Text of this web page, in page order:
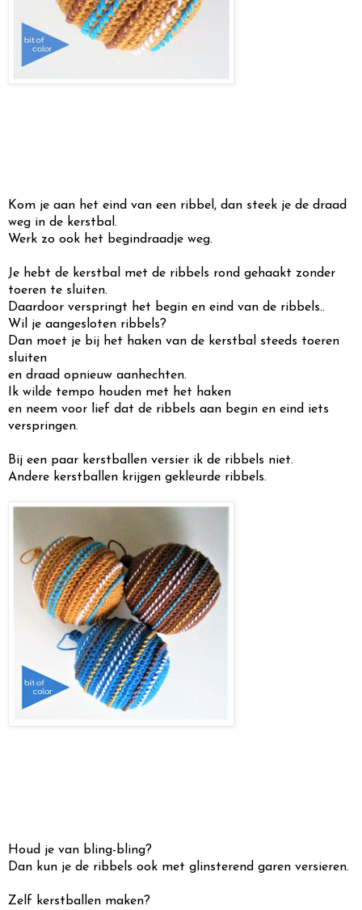
Kom je aan het eind van een ribbel, dan steek je de draad
weg in de kerstbal.
Werk zo ook het begindraadje weg.
Je hebt de kerstbal met de ribbels rond gehaakt zonder
toeren te sluiten.
Daardoor verspringt het begin en eind van de ribbels..
Wil je aangesloten ribbels?
Dan moet je bij het haken van de kerstbal steeds toeren
sluiten
en draad opnieuw aanhechten.
Ik wilde tempo houden met het haken
en neem voor lief dat de ribbels aan begin en eind iets
verspringen.
Bij een paar kerstballen versier ik de ribbels niet.
Andere kerstballen krijgen gekleurde ribbels.
Houd je van bling-bling?
Dan kun je de ribbels ook met glinsterend garen versieren.
Zelf kerstballen maken?